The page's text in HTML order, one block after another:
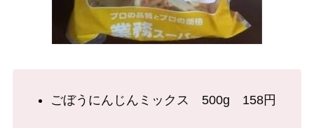
ごぼうにんじんミックス 500g 158円